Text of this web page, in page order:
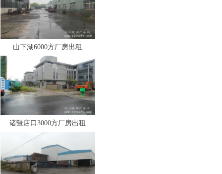
山下湖6000方厂房出租
诸暨店口3000方厂房出租